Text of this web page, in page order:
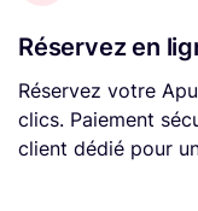
Réservez en
Réservez votre
clics. Paiement
client dédié pour